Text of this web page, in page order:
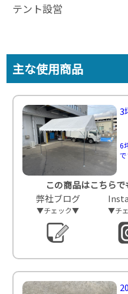
テント設営
主な使用商品
3
6
で
この商品はこちら
弊社ブログ
▼チェック▼ ▼チ